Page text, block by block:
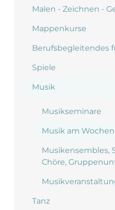
Malen - Zeichnen -
Mappenkurse
Berufsbegleitendes
Spiele
Musik
Musikseminare
Musik am
Musikensembles,
Chöre,
Tanz